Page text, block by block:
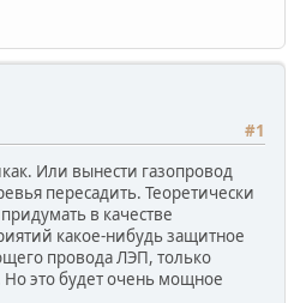
#1
Или вынести газопровод
пересадить. Теоретически
в качестве
какое-нибудь защитное
провода ЛЭП, только
Но это будет очень мощное